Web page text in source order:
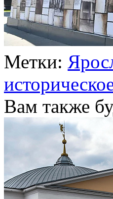
Метки:
Вам также